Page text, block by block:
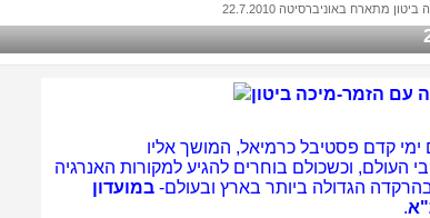
ביטון מתארח באוניברסיטה 22.7.2010
עם הזמר-מיכה ביטון
ימי קדם פסטיבל כרמיאל, המושך אליו
העולם, וכשכולם בוחרים להגיע למקורות האנרגיה
הגדולה ביותר בארץ ובעולם-במועדון
.